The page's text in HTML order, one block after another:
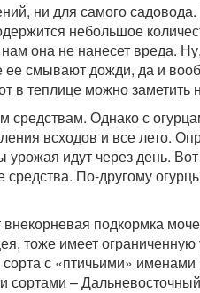
ни для самого
небольшое
она не нанесет вреда.
ее смывают дожди, да и
в теплице можно заметить
Однако с
всходов и все лето.
идут через день.
По-другому
подкормка
тоже имеет ограниченную
сорта с «птичьими»
–